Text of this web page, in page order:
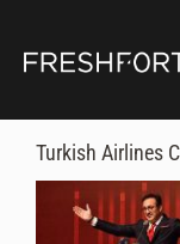
Turkish Airlines